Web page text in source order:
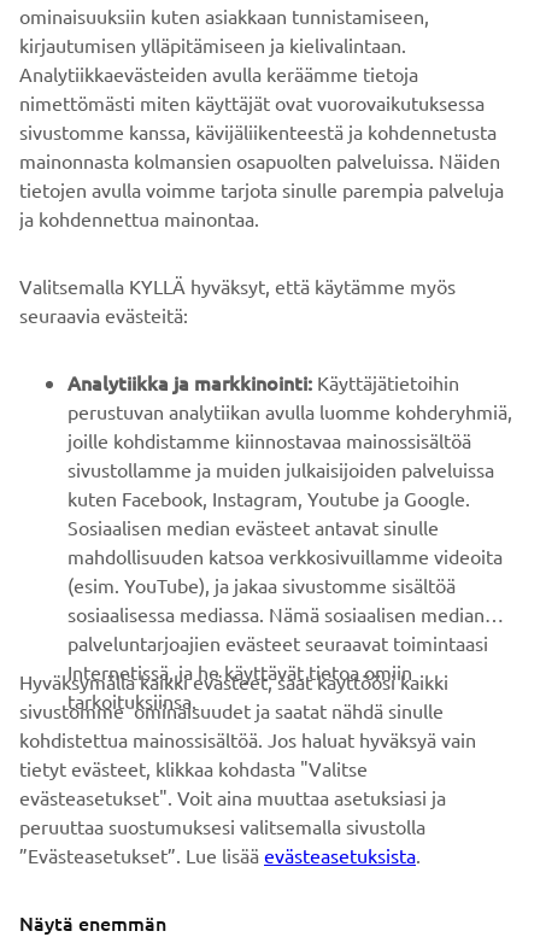
VIRALLINEN SARGO-VERKKOSIVUSTO
B2B
YAMAHA MUUALLA
ASIAKASTUKI
UUTISKIRJE
Ole ensimmäinen, joka kuulee uusimmista tarjouksista,
erikoistapahtumista, uusista julkaisuista ja paljon muuta...
TILAA
Lue tietosuojakäytäntömme saadaksesi tietää, miten
käsittelemme henkilötietojasi:
Tietosuoja ja evästeet -sivustolta
ominaisuuksiin kuten asiakkaan tunnistamiseen,
kirjautumisen ylläpitämiseen ja kielivalintaan.
Analytiikkaevästeiden avulla keräämme tietoja
nimettömästi miten käyttäjät ovat vuorovaikutuksessa
sivustomme kanssa, kävijäliikenteestä ja kohdennetusta
mainonnasta kolmansien osapuolten palveluissa. Näiden
tietojen avulla voimme tarjota sinulle parempia palveluja
ja kohdennettua mainontaa.
Valitsemalla KYLLÄ hyväksyt, että käytämme myös
seuraavia evästeitä:
Analytiikka ja markkinointi: Käyttäjätietoihin
perustuvan analytiikan avulla luomme kohderyhmiä,
joille kohdistamme kiinnostavaa mainossisältöä
sivustollamme ja muiden julkaisijoiden palveluissa
kuten Facebook, Instagram, Youtube ja Google.
Sosiaalisen median evästeet antavat sinulle
mahdollisuuden katsoa verkkosivuillamme videoita
(esim. YouTube), ja jakaa sivustomme sisältöä
sosiaalisessa mediassa. Nämä sosiaalisen median
palveluntarjoajien evästeet seuraavat toimintaasi
Internetissä, ja he käyttävät tietoa omiin
tarkoituksiinsa.
Hyväksymällä kaikki evästeet, saat käyttöösi kaikki
sivustomme ominaisuudet ja saatat nähdä sinulle
kohdistettua mainossisältöä. Jos haluat hyväksyä vain
tietyt evästeet, klikkaa kohdasta "Valitse
evästeasetukset". Voit aina muuttaa asetuksiasi ja
peruuttaa suostumuksesi valitsemalla sivustolla
”Evästeasetukset”. Lue lisää evästeasetuksista.
Näytä enemmän